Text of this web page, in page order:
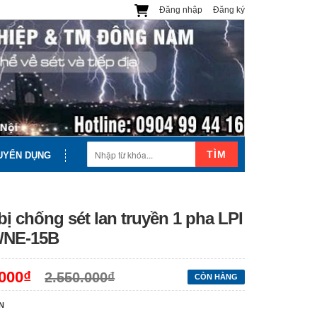
Đăng ký
Đăng nhập
DỤNG TÌM
chống sét lan truyền 1 pha LPI
NE-15B
CÒN HÀNG
2.550.000₫